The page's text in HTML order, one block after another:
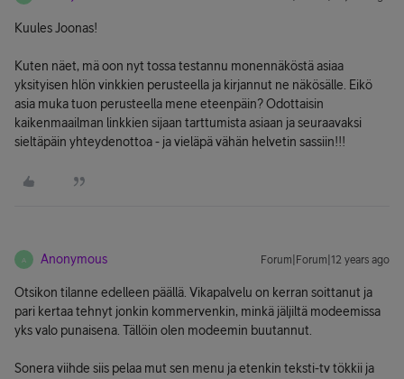
Kuules Joonas!
Kuten näet, mä oon nyt tossa testannu monennäköstä asiaa
yksityisen hlön vinkkien perusteella ja kirjannut ne näkösälle. Eikö
asia muka tuon perusteella mene eteenpäin? Odottaisin
kaikenmaailman linkkien sijaan tarttumista asiaan ja seuraavaksi
sieltäpäin yhteydenottoa - ja vieläpä vähän helvetin sassiin!!!
A Anonymous Forum|Forum|12 years ago
Otsikon tilanne edelleen päällä. Vikapalvelu on kerran soittanut ja
pari kertaa tehnyt jonkin kommervenkin, minkä jäljiltä modeemissa
yks valo punaisena. Tällöin olen modeemin buutannut.
Sonera viihde siis pelaa mut sen menu ja etenkin teksti-tv tökkii ja